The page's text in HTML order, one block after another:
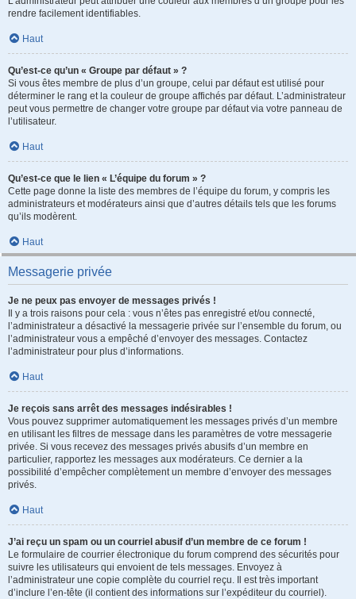
rendre facilement identifiables.
Haut
Qu’est-ce qu’un « Groupe par défaut » ?
Si vous êtes membre de plus d’un groupe, celui par défaut est utilisé pour
déterminer le rang et la couleur de groupe affichés par défaut. L’administrateur
peut vous permettre de changer votre groupe par défaut via votre panneau de
l’utilisateur.
Haut
Qu’est-ce que le lien « L’équipe du forum » ?
Cette page donne la liste des membres de l’équipe du forum, y compris les
administrateurs et modérateurs ainsi que d’autres détails tels que les forums
qu’ils modèrent.
Haut
Messagerie privée
Je ne peux pas envoyer de messages privés !
Il y a trois raisons pour cela : vous n’êtes pas enregistré et/ou connecté,
l’administrateur a désactivé la messagerie privée sur l’ensemble du forum, ou
l’administrateur vous a empêché d’envoyer des messages. Contactez
l’administrateur pour plus d’informations.
Haut
Je reçois sans arrêt des messages indésirables !
Vous pouvez supprimer automatiquement les messages privés d’un membre
en utilisant les filtres de message dans les paramètres de votre messagerie
privée. Si vous recevez des messages privés abusifs d’un membre en
particulier, rapportez les messages aux modérateurs. Ce dernier a la
possibilité d’empêcher complètement un membre d’envoyer des messages
privés.
Haut
J’ai reçu un spam ou un courriel abusif d’un membre de ce forum !
Le formulaire de courrier électronique du forum comprend des sécurités pour
suivre les utilisateurs qui envoient de tels messages. Envoyez à
l’administrateur une copie complète du courriel reçu. Il est très important
d’inclure l’en-tête (il contient des informations sur l’expéditeur du courriel).